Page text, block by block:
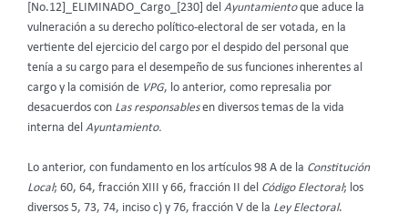
[No.12]_ELIMINADO_Cargo_[230] del Ayuntamientoque aduce la
vulneración a su derecho político-electoral de ser votada, en la
vertiente del ejercicio del cargo por el despido del personal que
tenía a su cargo para el desempeño de sus funciones inherentes al
cargo y la comisión de VPG, lo anterior, como represalia por
desacuerdos con Las responsablesen diversos temas de la vida
interna del Ayuntamiento.
Lo anterior, con fundamento en los artículos 98 A de la Constitución
Local; 60, 64, fracción XIII y 66, fracción II del Código Electoral; los
diversos 5, 73, 74, inciso c) y 76, fracción V de la Ley Electoral.